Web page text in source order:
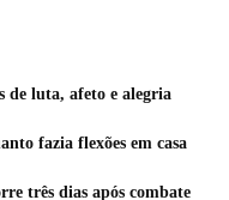
de luta, afeto e alegria
fazia flexões em casa
três dias após combate